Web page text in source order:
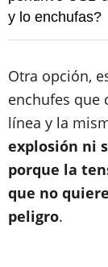
y lo enchufas?
Otra opción,
enchufes que
línea y la
explosión ni
porque la
que no
peligro.